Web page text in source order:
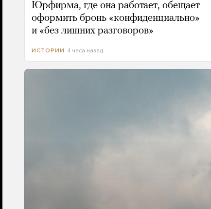
Юрфирма, где она работает, обещает
оформить бронь «конфиденциально»
и «без лишних разговоров»
ИСТОРИИ 4 часа назад